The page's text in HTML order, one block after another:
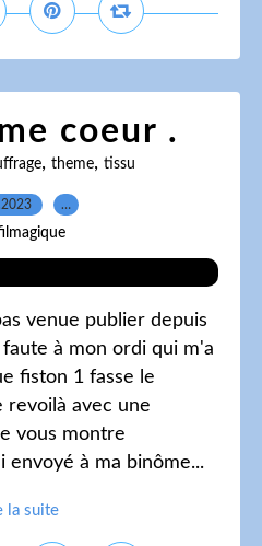
coeur .
, theme, tissu
…
venue publier depuis
à mon ordi qui m'a
fiston 1 fasse le
revoilà avec une
vous montre
envoyé à ma binôme...
la suite